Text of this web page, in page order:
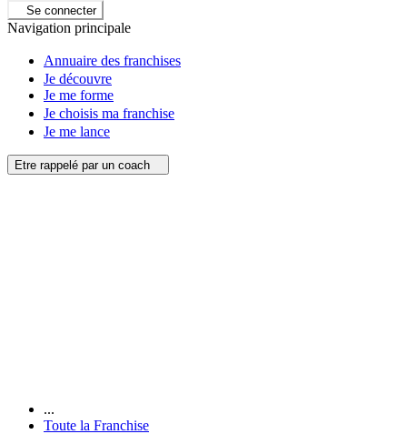
Se connecter
Navigation principale
Annuaire des franchises
Je découvre
Je me forme
Je choisis ma franchise
Je me lance
Etre rappelé par un coach
...
Toute la Franchise